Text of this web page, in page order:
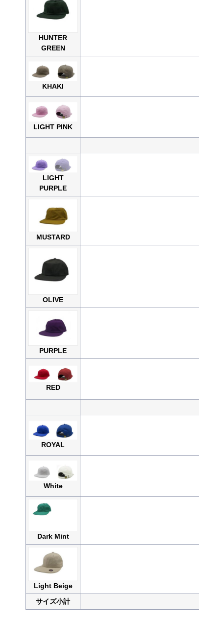
サイズ小計
HUNTER
GREEN
KHAKI
LIGHT PINK
LIGHT
PURPLE
MUSTARD
OLIVE
PURPLE
RED
ROYAL
White
Dark Mint
Light Beige